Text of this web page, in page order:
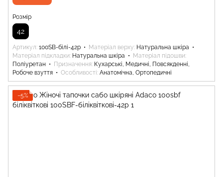
Розмір
42
Артикул 100SB-білі-42р Матеріал верху Натуральна шкіра
Матеріал підкладки Натуральна шкіра
Матеріал підошви
Поліуретан
Призначення Кухарські, Медичні, Повсякденні,
Робоче взуття
Особливості Анатомічна, Ортопедичні
−5%